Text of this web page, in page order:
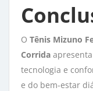
O Tênis Mizuno
Corrida
tecnologia e
e do bem-estar